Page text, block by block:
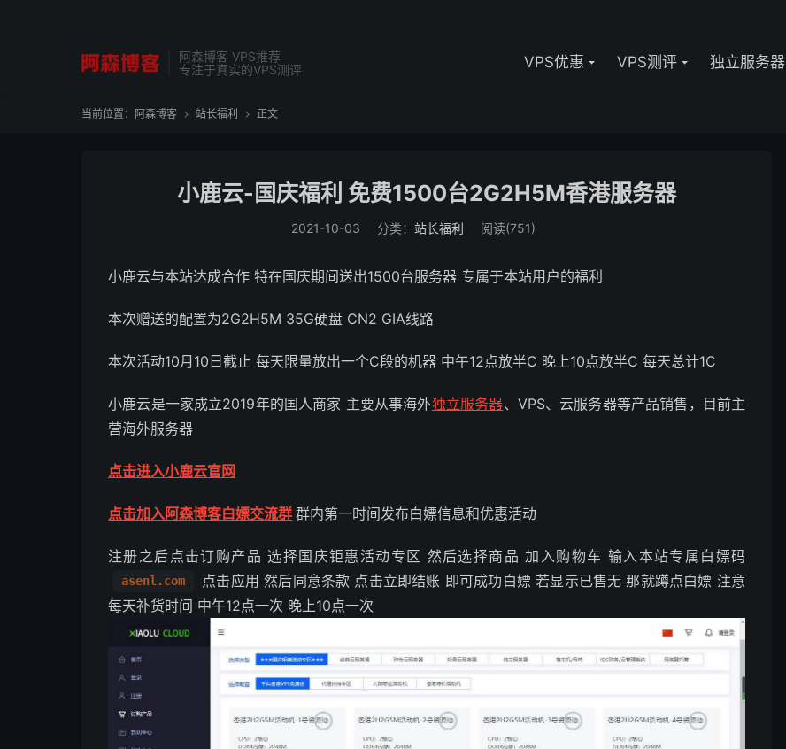
阿森博客 VPS推荐
专注于真实的VPS测评
VPS优惠 VPS测评 独立服务器
当前位置： 阿森博客  站长福利  正文
小鹿云-国庆福利 免费1500台2G2H5M香港服务器
2021-10-03 分类： 站长福利 阅读(751)
小鹿云与本站达成合作 特在国庆期间送出1500台服务器 专属于本站用户的福利
本次赠送的配置为2G2H5M 35G硬盘 CN2 GIA线路
本次活动10月10日截止 每天限量放出一个C段的机器 中午12点放半C 晚上10点放半C 每天总计1C
小鹿云是一家成立2019年的国人商家 主要从事海外独立服务器、VPS、云服务器等产品销售，目前主
营海外服务器
点击进入小鹿云官网
点击加入阿森博客白嫖交流群 群内第一时间发布白嫖信息和优惠活动
注册之后点击订购产品 选择国庆钜惠活动专区 然后选择商品 加入购物车 输入本站专属白嫖码
asenl.com
点击应用 然后同意条款 点击立即结账 即可成功白嫖 若显示已售无 那就蹲点白嫖 注意
每天补货时间 中午12点一次 晚上10点一次